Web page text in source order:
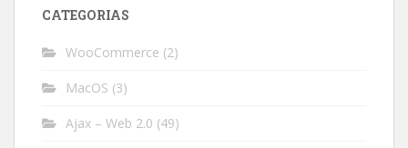
CATEGORIAS
WooCommerce (2)
MacOS (3)
Ajax – Web 2.0 (49)